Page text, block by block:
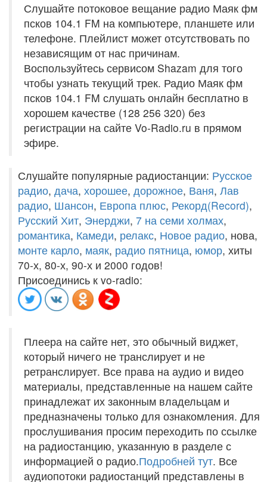
Слушайте потоковое вещание радио Маяк фм
псков 104.1 FM на компьютере, планшете или
телефоне. Плейлист может отсутствовать по
независящим от нас причинам.
Воспользуйтесь сервисом Shazam для того
чтобы узнать текущий трек. Радио Маяк фм
псков 104.1 FM слушать онлайн бесплатно в
хорошем качестве (128 256 320) без
регистрации на сайте Vo-Radio.ru в прямом
эфире.
Слушайте популярные радиостанции: Русское
радио, дача, хорошее, дорожное, Ваня, Лав
радио, Шансон, Европа плюс, Рекорд(Record),
Русский Хит, Энерджи, 7 на семи холмах,
романтика, Камеди, релакс, Новое радио, нова,
монте карло, маяк, радио пятница, юмор, хиты
70-х, 80-х, 90-х и 2000 годов!
Присоединись к vo-radio:
Плеера на сайте нет, это обычный виджет,
который ничего не транслирует и не
ретранслирует. Все права на аудио и видео
материалы, представленные на нашем сайте
принадлежат их законным владельцам и
предназначены только для ознакомления. Для
прослушивания просим переходить по ссылке
на радиостанцию, указанную в разделе с
информацией о радио.Подробней тут. Все
аудиопотоки радиостанций представлены в